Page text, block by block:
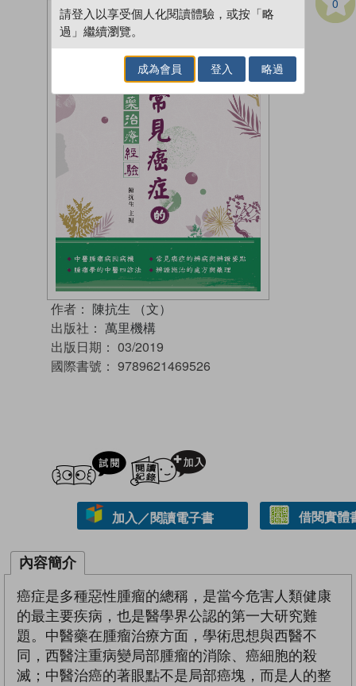
作者： 陳抗生 （文）
出版社： 萬里機構
出版日期： 03/2019
國際書號： 9789621469526
試閲
加入／閱讀電子書 借閱實體
內容簡介
癌症是多種惡性腫瘤的總稱，是當今危害人類健康
的最主要疾病，也是醫學界公認的第一大研究難
題。中醫藥在腫瘤治療方面，學術思想與西醫不
同，西醫注重病變局部腫瘤的消除、癌細胞的殺
滅；中醫治癌的著眼點不是局部癌塊，而是人的整
請登入以享受個人化閱讀體驗，或按「略
過」繼續瀏覽。
成為會員 登入 略過